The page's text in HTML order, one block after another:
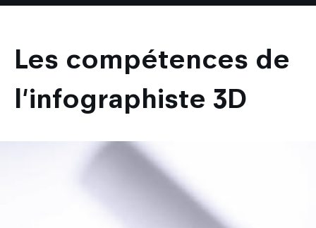
Les compétences de
l'infographiste 3D